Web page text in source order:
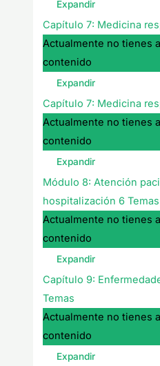
Expandir
Capítulo 7: Medicina
Actualmente no tienes
contenido
Expandir
Capítulo 7: Medicina
Actualmente no tienes
contenido
Expandir
Módulo 8: Atención
hospitalización6 Temas
Actualmente no tienes
contenido
Expandir
Capítulo 9:
Temas
Actualmente no tienes
contenido
Expandir